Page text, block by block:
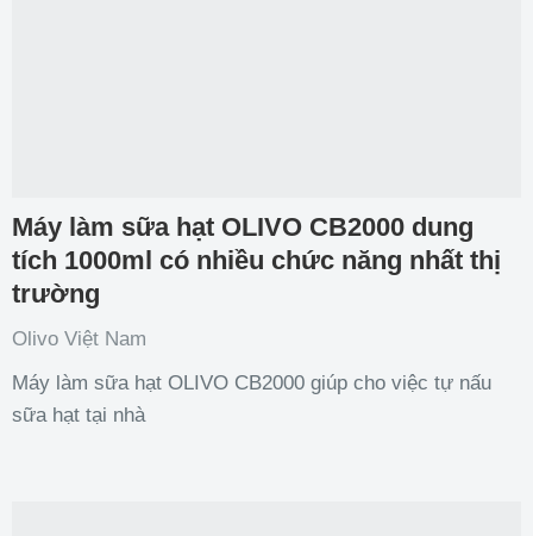
Máy làm sữa hạt OLIVO CB2000 dung
tích 1000ml có nhiều chức năng nhất thị
trường
Olivo Việt Nam
Máy làm sữa hạt OLIVO CB2000 giúp cho việc tự nấu
sữa hạt tại nhà